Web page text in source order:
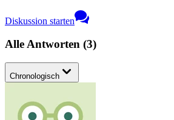
Diskussion starten
Alle Antworten (3)
Chronologisch